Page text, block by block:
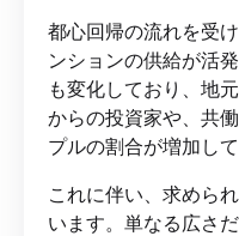
都心回帰の流れを受
ンションの供給が活
も変化しており、地
からの投資家や、共
プルの割合が増加して
これに伴い、求めら
います。単なる広さ